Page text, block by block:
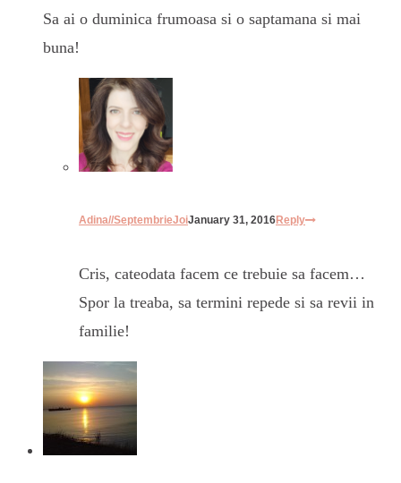
Sa ai o duminica frumoasa si o saptamana si mai
buna!
Adina//SeptembrieJoiJanuary 31, 2016Reply
Cris, cateodata facem ce trebuie sa facem…
Spor la treaba, sa termini repede si sa revii in
familie!